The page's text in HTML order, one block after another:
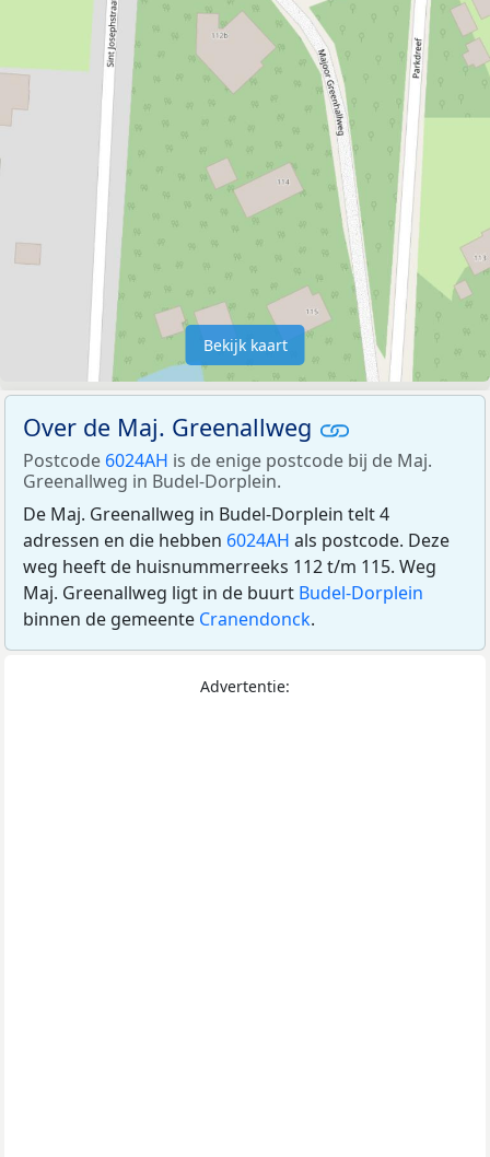
Bekijk kaart
Over de Maj. Greenallweg
Postcode 6024AH is de enige postcode bij de Maj.
Greenallweg in Budel-Dorplein.
De Maj. Greenallweg in Budel-Dorplein telt 4
adressen en die hebben 6024AH als postcode. Deze
weg heeft de huisnummerreeks 112 t/m 115. Weg
Maj. Greenallweg ligt in de buurt Budel-Dorplein
binnen de gemeente Cranendonck.
Advertentie: